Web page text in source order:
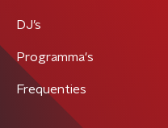
DJ’s
Programma's
Frequenties